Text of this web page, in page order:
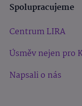
Spolupracujeme
Centrum LIRA
Úsměv nejen pro
Napsali o nás